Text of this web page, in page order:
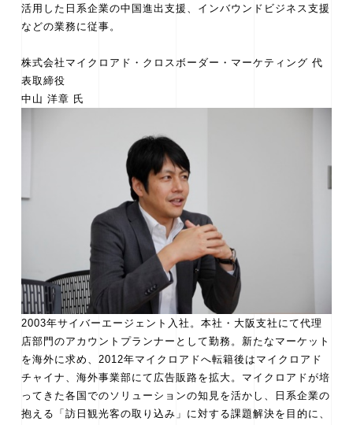
活用した日系企業の中国進出支援、インバウンドビジネス支援
などの業務に従事。
株式会社マイクロアド・クロスボーダー・マーケティング 代
表取締役
2003年サイバーエージェント入社。本社・大阪支社にて代理
店部門のアカウントプランナーとして勤務。新たなマーケット
を海外に求め、2012年マイクロアドへ転籍後はマイクロアド
チャイナ、海外事業部にて広告販路を拡大。マイクロアドが培
ってきた各国でのソリューションの知見を活かし、日系企業の
抱える「訪日観光客の取り込み」に対する課題解決を目的に、